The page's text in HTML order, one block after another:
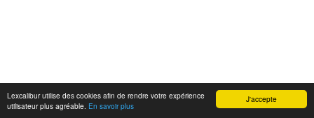
J'accepte
Lexcalibur utilise des cookies afin de rendre votre expérience
utilisateur plus agréable. En savoir plus